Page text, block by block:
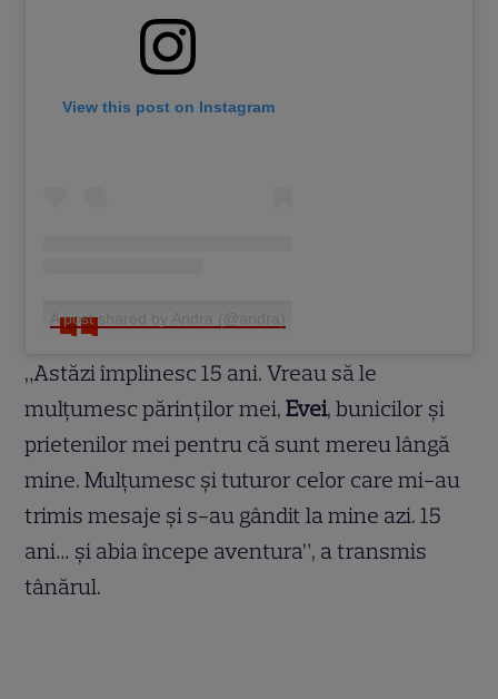
View this post on Instagram
A post shared by Andra (@andra)
„Astăzi împlinesc 15 ani. Vreau să le
mulțumesc părinților mei,Evei, bunicilor și
prietenilor mei pentru că sunt mereu lângă
mine. Mulțumesc și tuturor celor care mi-au
trimis mesaje și s-au gândit la mine azi. 15
ani… și abia începe aventura”, a transmis
tânărul.